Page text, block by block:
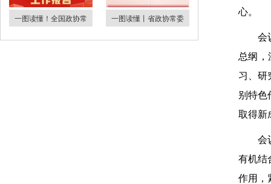
一图读懂！全国政协常 一图读懂丨省政协常委
心。
会
总纲，
习、研
别特色
取得新
会
有机结
作用，